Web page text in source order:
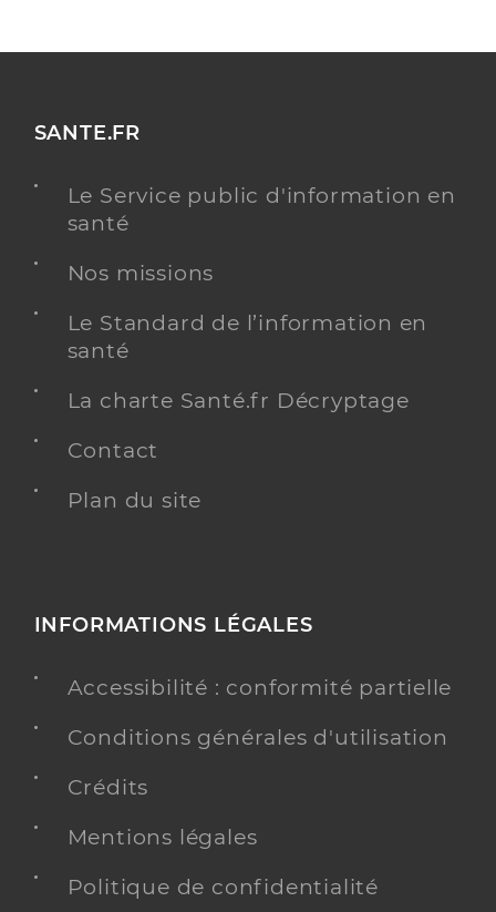
SANTE.FR
Le Service public d'information en
santé
Nos missions
Le Standard de l’information en
santé
La charte Santé.fr Décryptage
Contact
Plan du site
INFORMATIONS LÉGALES
Accessibilité : conformité partielle
Conditions générales d'utilisation
Crédits
Mentions légales
Politique de confidentialité